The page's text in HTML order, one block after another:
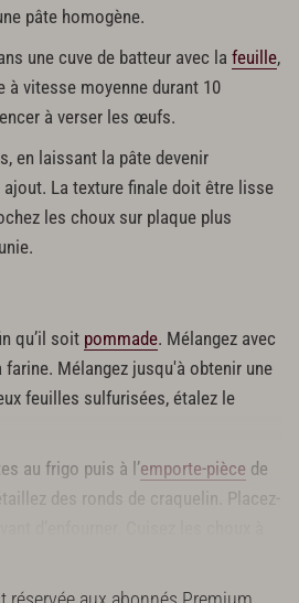
pâte homogène.
une cuve de batteur avec la feuille,
à vitesse moyenne durant 10
à verser les œufs.
en laissant la pâte devenir
ajout. La texture finale doit être lisse
les choux sur plaque plus
qu’il soit pommade. Mélangez avec
farine. Mélangez jusqu'à obtenir une
feuilles sulfurisées, étalez le
au frigo puis à l’emporte-pièce de
des ronds de craquelin. Placez-